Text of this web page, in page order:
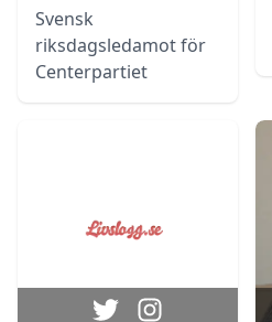
Svensk
riksdagsledamot för
Centerpartiet